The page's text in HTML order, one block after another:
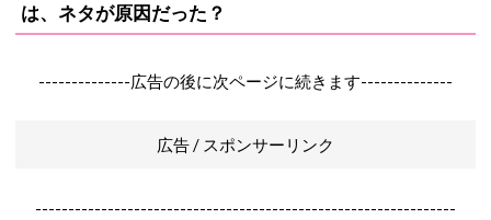
は、ネタが原因だった？
--------------広告の後に次ページに続きます--------------
広告 / スポンサーリンク
----------------------------------------------------------------